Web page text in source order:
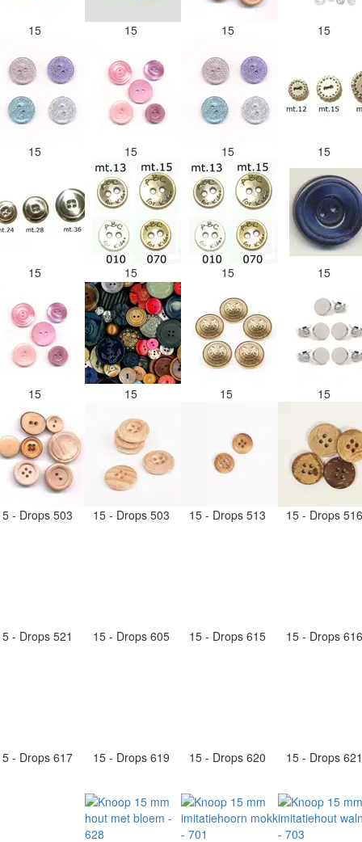
15 15 15 15
15 15 15 15
15 15 15 15
15 15 15 15
- Drops 503 15 - Drops 503 15 - Drops 513 15 - Drops
- Drops 521 15 - Drops 605 15 - Drops 615 15 - Drops
- Drops 617 15 - Drops 619 15 - Drops 620 15 - Drops